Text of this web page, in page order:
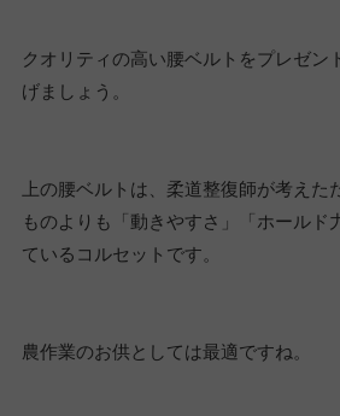
クオリティの高い腰ベルトをプレゼン
げましょう。
上の腰ベルトは、柔道整復師が考えた
ものよりも「動きやすさ」「ホールド
ているコルセットです。
農作業のお供としては最適ですね。